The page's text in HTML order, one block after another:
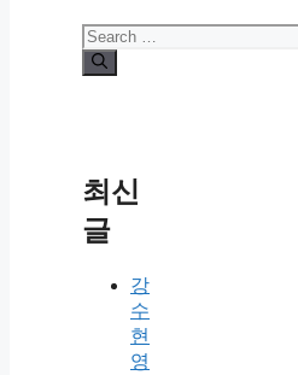
Search
for:
최신
글
강
수
현
영